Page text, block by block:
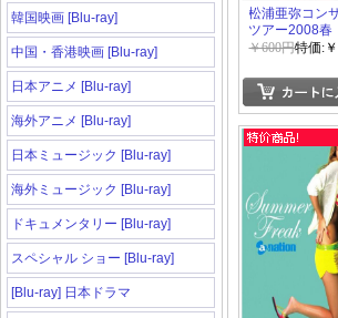
韓国映画 [Blu-ray]
中国・香港映画 [Blu-ray]
日本アニメ [Blu-ray]
海外アニメ [Blu-ray]
日本ミュージック [Blu-ray]
海外ミュージック [Blu-ray]
ドキュメンタリー [Blu-ray]
スペシャル ショー [Blu-ray]
[Blu-ray] 日本ドラマ
松浦亜弥コン
ツアー2008春
The Witch』
￥600円特価: